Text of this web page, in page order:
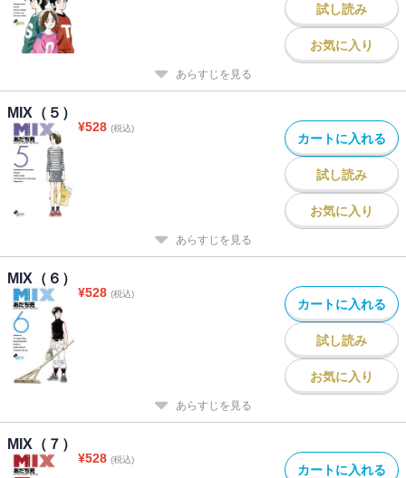
試し読み
お気に入り
あらすじを見る
MIX（５）
¥528 (税込)
カートに入れる
試し読み
お気に入り
あらすじを見る
MIX（６）
¥528 (税込)
カートに入れる
試し読み
お気に入り
あらすじを見る
MIX（７）
¥528 (税込)
カートに入れる